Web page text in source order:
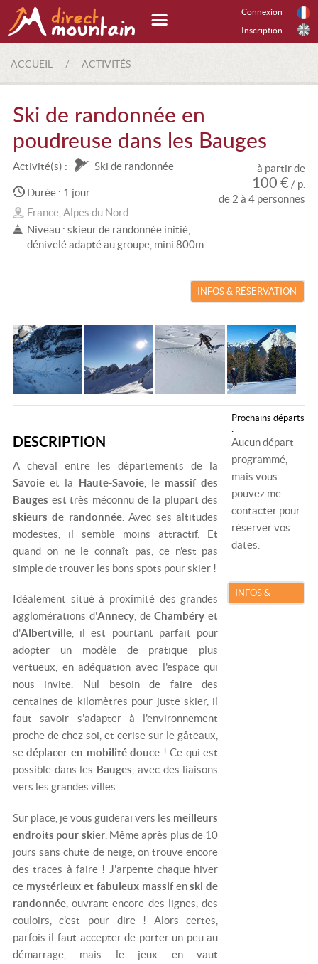
Connexion
Inscription
ACCUEIL / ACTIVITÉS
Ski de randonnée en
poudreuse dans les Bauges
Activité(s) : Ski de randonnée
Durée : 1 jour
France, Alpes du Nord
Niveau : skieur de randonnée initié,
dénivelé adapté au groupe, mini 800m
à partir de
100 € / p.
de 2 à 4 personnes
INFOS & RÉSERVATION
DESCRIPTION
A cheval entre les départements de la
Savoieet la Haute-Savoie, le massif des
Bauges est très méconnu de la plupart des
skieurs de randonnée. Avec ses altitudes
modestes, il semble moins attractif. Et
quand on ne le connaît pas, ce n'est pas
simple de trouver les bons spots pour skier !
Idéalement situé à proximité des grandes
agglomérations d'Annecy, deChambéryet
d'Albertville, il est pourtant parfait pour
adopter un modèle de pratique plus
vertueux, en adéquation avec l'espace qui
nous invite. Nul besoin de faire des
centaines de kilomètres pour juste skier, il
faut savoir s'adapter à l'environnement
proche de chez soi, et cerise sur le gâteaux,
sedéplacer en mobilité douce ! Ce qui est
possible dans les Bauges , avec des liaisons
vers les grandes villes.
Sur place, je vous guiderai vers les meilleurs
endroits pour skier. Même après plus de 10
jours sans chute de neige, on trouve encore
des traces à faire ! J'arpente chaque hiver
ce mystérieux et fabuleux massifenski de
randonnée, ouvrant encore des lignes, des
couloirs, c'est pour dire ! Alors certes,
parfois il faut accepter de porter un peu au
démarrage, mais le jeux en vaut
Prochains départs
:
Aucun départ
programmé,
mais vous
pouvez me
contacter pour
réserver vos
dates.
INFOS &